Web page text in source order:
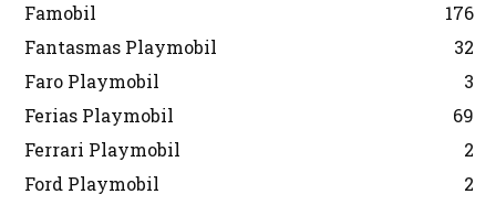
Famobil
176
Fantasmas Playmobil
32
Faro Playmobil
3
Ferias Playmobil
69
Ferrari Playmobil
2
Ford Playmobil
2